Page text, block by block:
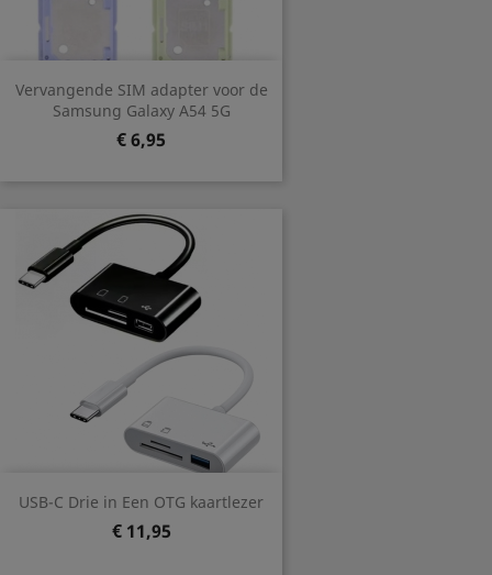
Vervangende SIM adapter voor de
Samsung Galaxy A54 5G
Prijs
€ 6,95
USB-C Drie in Een OTG kaartlezer
Prijs
€ 11,95